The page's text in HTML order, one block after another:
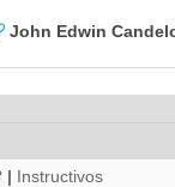
John Edwin
| Instructivos